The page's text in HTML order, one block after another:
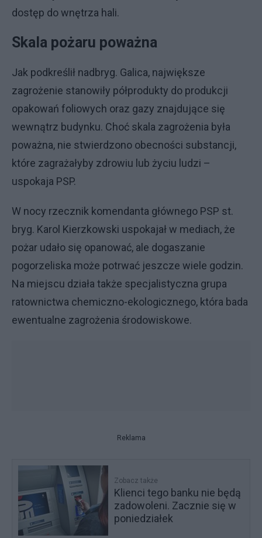
dostęp do wnętrza hali.
Skala pożaru poważna
Jak podkreślił nadbryg. Galica, największe
zagrożenie stanowiły półprodukty do produkcji
opakowań foliowych oraz gazy znajdujące się
wewnątrz budynku. Choć skala zagrożenia była
poważna, nie stwierdzono obecności substancji,
które zagrażałyby zdrowiu lub życiu ludzi –
uspokaja PSP.
W nocy rzecznik komendanta głównego PSP st.
bryg. Karol Kierzkowski uspokajał w mediach, że
pożar udało się opanować, ale dogaszanie
pogorzeliska może potrwać jeszcze wiele godzin.
Na miejscu działa także specjalistyczna grupa
ratownictwa chemiczno-ekologicznego, która bada
ewentualne zagrożenia środowiskowe.
Reklama
Zobacz także
Klienci tego banku nie będą
zadowoleni. Zacznie się w
poniedziałek